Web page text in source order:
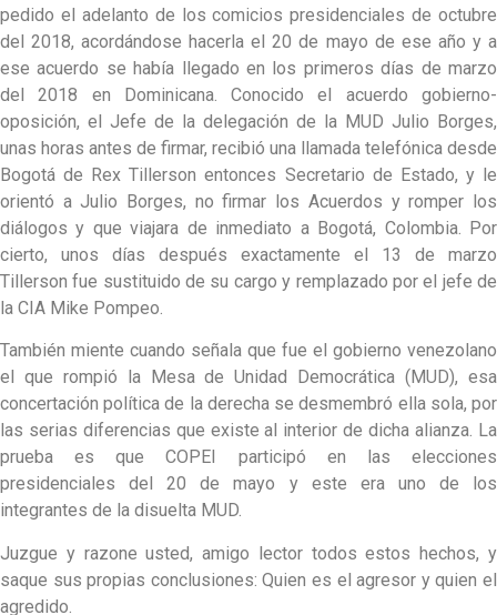
pedido el adelanto de los comicios presidenciales de octubre
del 2018, acordándose hacerla el 20 de mayo de ese año y a
ese acuerdo se había llegado en los primeros días de marzo
del 2018 en Dominicana. Conocido el acuerdo gobierno-
oposición, el Jefe de la delegación de la MUD Julio Borges,
unas horas antes de firmar, recibió una llamada telefónica desde
Bogotá de Rex Tillerson entonces Secretario de Estado, y le
orientó a Julio Borges, no firmar los Acuerdos y romper los
diálogos y que viajara de inmediato a Bogotá, Colombia. Por
cierto, unos días después exactamente el 13 de marzo
Tillerson fue sustituido de su cargo y remplazado por el jefe de
la CIA Mike Pompeo.
También miente cuando señala que fue el gobierno venezolano
el que rompió la Mesa de Unidad Democrática (MUD), esa
concertación política de la derecha se desmembró ella sola, por
las serias diferencias que existe al interior de dicha alianza. La
prueba es que COPEI participó en las elecciones
presidenciales del 20 de mayo y este era uno de los
integrantes de la disuelta MUD.
Juzgue y razone usted, amigo lector todos estos hechos, y
saque sus propias conclusiones: Quien es el agresor y quien el
agredido.